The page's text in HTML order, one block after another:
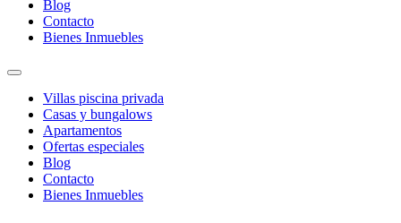
Blog
Contacto
Bienes Inmuebles
Villas piscina privada
Casas y bungalows
Apartamentos
Ofertas especiales
Blog
Contacto
Bienes Inmuebles